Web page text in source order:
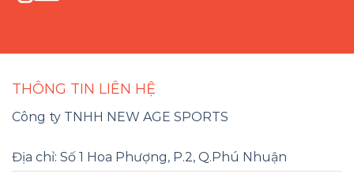
THÔNG TIN LIÊN HỆ
Công ty TNHH NEW AGE SPORTS
Địa chỉ: Số 1 Hoa Phượng, P.2, Q.Phú Nhuận